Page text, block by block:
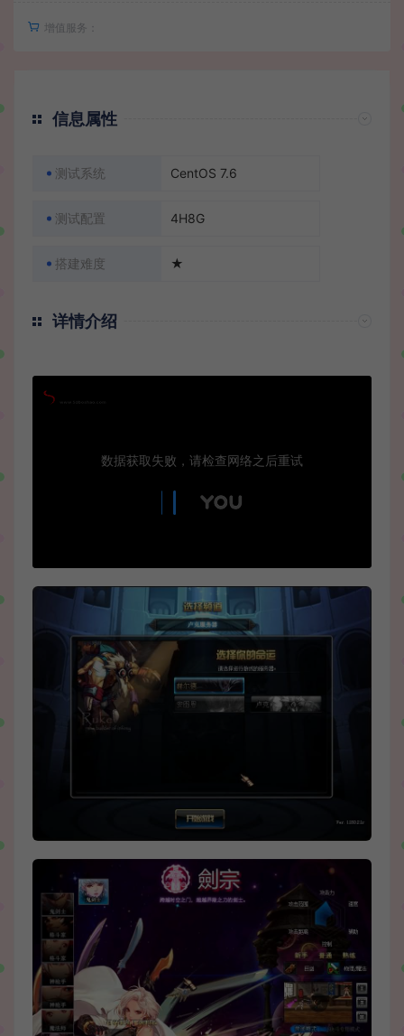
增值服务：
信息属性
测试系统 CentOS 7.6
测试配置 4H8G
搭建难度 ★
详情介绍